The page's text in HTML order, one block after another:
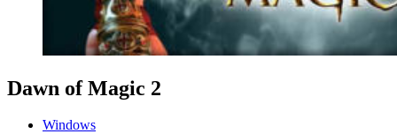
Dawn of Magic 2
Windows